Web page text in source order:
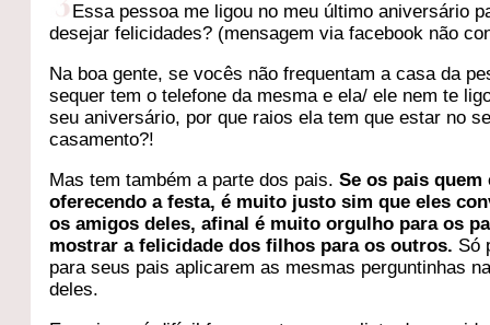
Essa pessoa me ligou no meu último aniversário
desejar felicidades? (mensagem via facebook não
Na boa gente, se vocês não frequentam a casa da
sequer tem o telefone da mesma e ela/ ele nem te
seu aniversário, por que raios ela tem que estar no
casamento?!
Mas tem também a parte dos pais.Se os pais quem
oferecendo a festa, é muito justo sim que eles
os amigos deles, afinal é muito orgulho para os
mostrar a felicidade dos filhos para os outros. Só
para seus pais aplicarem as mesmas perguntinhas
deles.